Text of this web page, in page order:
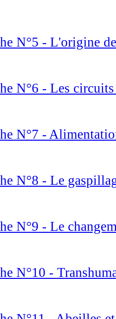
N°5 - L'origine
N°6 - Les
N°7 -
N°8 - Le
N°9 - Le
N°10 -